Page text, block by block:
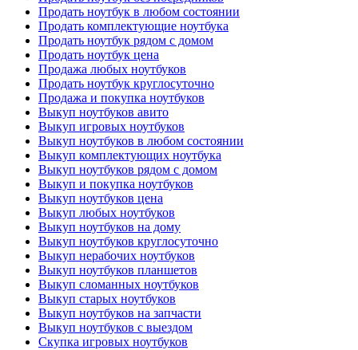
Продать ноутбук в любом состоянии
Продать комплектующие ноутбука
Продать ноутбук рядом с домом
Продать ноутбук цена
Продажа любых ноутбуков
Продать ноутбук круглосуточно
Продажа и покупка ноутбуков
Выкуп ноутбуков авито
Выкуп игровых ноутбуков
Выкуп ноутбуков в любом состоянии
Выкуп комплектующих ноутбука
Выкуп ноутбуков рядом с домом
Выкуп и покупка ноутбуков
Выкуп ноутбуков цена
Выкуп любых ноутбуков
Выкуп ноутбуков на дому
Выкуп ноутбуков круглосуточно
Выкуп нерабочих ноутбуков
Выкуп ноутбуков планшетов
Выкуп сломанных ноутбуков
Выкуп старых ноутбуков
Выкуп ноутбуков на запчасти
Выкуп ноутбуков с выездом
Скупка игровых ноутбуков